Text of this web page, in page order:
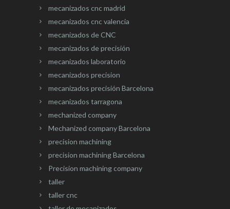
mecanizados cnc madrid
mecanizados cnc valencia
mecanizados de CNC
mecanizados de precisión
mecanizados laboratorio
mecanizados precision
mecanizados precisión Barcelona
mecanizados tarragona
mechanized company
Mechanized company Barcelona
precision machining
precision machining Barcelona
Precision machining company
taller
taller cnc